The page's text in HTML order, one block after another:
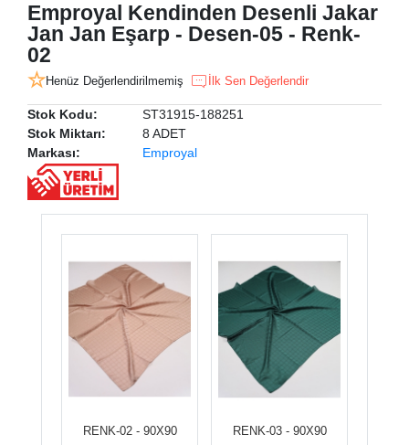
Emproyal Kendinden Desenli Jakar
Jan Jan Eşarp - Desen-05 - Renk-
02
Henüz Değerlendirilmemiş İlk Sen Değerlendir
Stok Kodu:
ST31915-188251
Stok Miktarı:
8 ADET
Markası:
Emproyal
RENK-02 - 90X90 RENK-03 - 90X90